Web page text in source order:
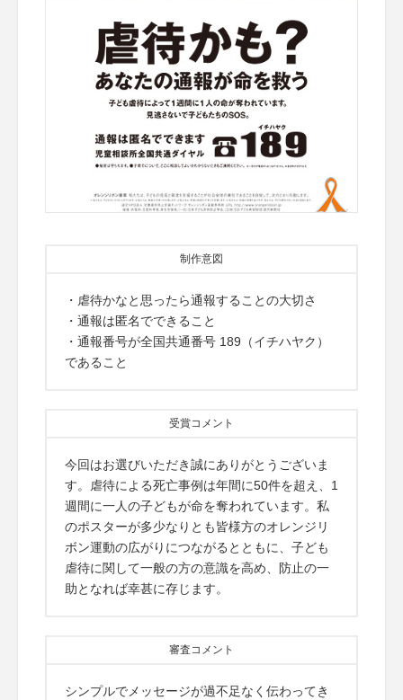
制作意図
・虐待かなと思ったら通報することの大切さ
・通報は匿名でできること
・通報番号が全国共通番号 189（イチハヤク）
であること
受賞コメント
今回はお選びいただき誠にありがとうございま
す。虐待による死亡事例は年間に50件を超え、1
週間に一人の子どもが命を奪われています。私
のポスターが多少なりとも皆様方のオレンジリ
ボン運動の広がりにつながるとともに、子ども
虐待に関して一般の方の意識を高め、防止の一
助となれば幸甚に存じます。
審査コメント
シンプルでメッセージが過不足なく伝わってき